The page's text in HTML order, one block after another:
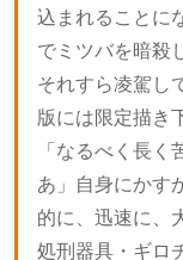
込まれることに
でミツバを暗殺
それすら凌駕し
版には限定描き
「なるべく長
あ」自身にかす
的に、迅速に、
処刑器具・ギロ